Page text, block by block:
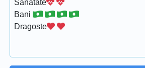
Sanatate
Bani
Dragoste